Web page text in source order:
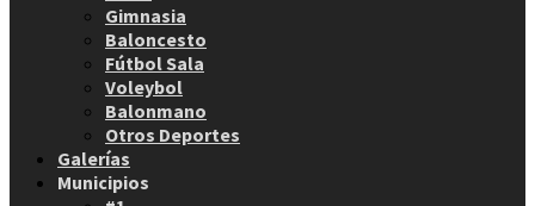
Gimnasia
Baloncesto
Fútbol Sala
Voleybol
Balonmano
Otros Deportes
Galerías
Municipios